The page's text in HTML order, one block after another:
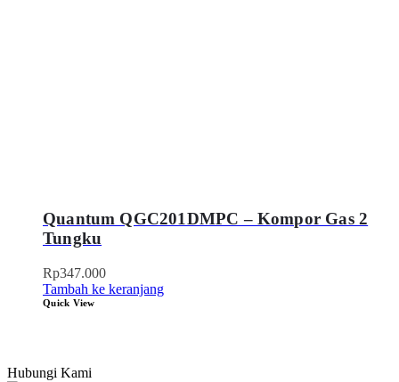
Quantum QGC201DMPC – Kompor Gas 2
Tungku
Rp347.000
Tambah ke keranjang
Quick View
Hubungi Kami